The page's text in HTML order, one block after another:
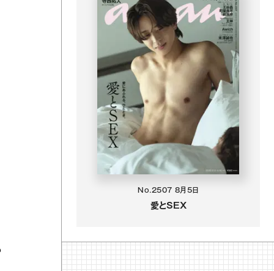
No.2507 8月5日
愛とSEX